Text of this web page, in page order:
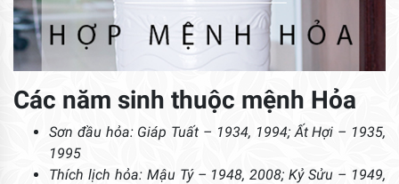
Các năm sinh thuộc mệnh Hỏa
Sơn đầu hỏa: Giáp Tuất – 1934, 1994; Ất Hợi – 1935,
1995
Thích lịch hỏa: Mậu Tý – 1948, 2008; Kỷ Sửu – 1949,